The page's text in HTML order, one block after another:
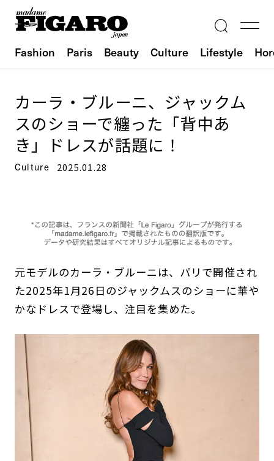
Fashion Paris Beauty Culture Lifestyle
カーラ・ブルーニ、ジャックム
スのショーで纏った「背中あ
き」ドレスが話題に！
Culture 2025.01.28
元モデルのカーラ・ブルーニは、パリで開催され
た2025年1月26日のジャックムスのショーに華や
かなドレスで登場し、注目を集めた。